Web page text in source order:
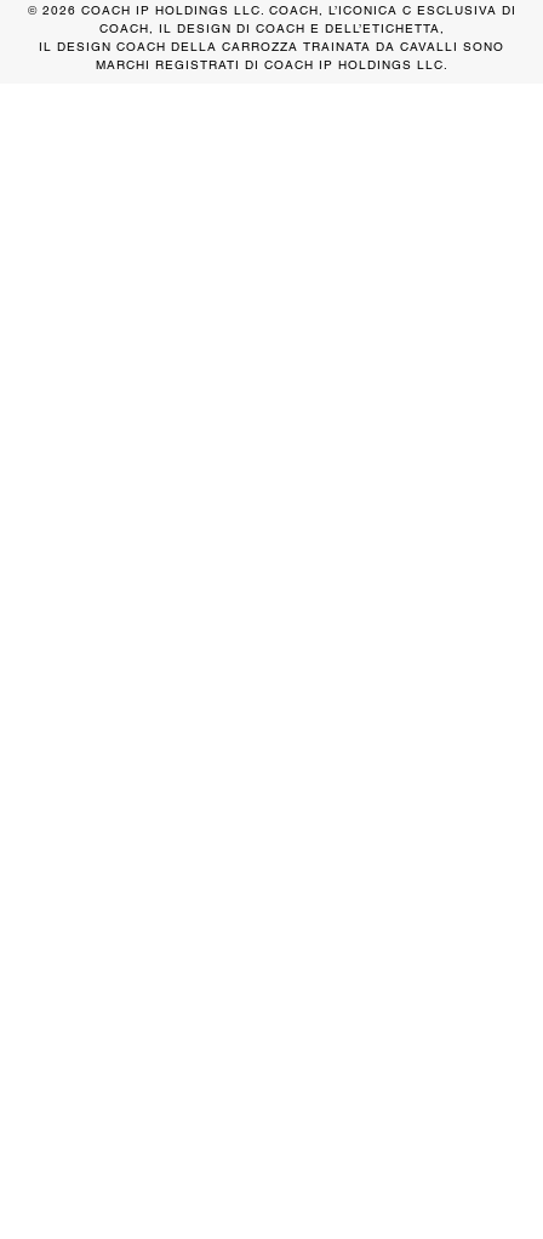
© 2026 COACH IP HOLDINGS LLC. COACH, L’ICONICA C ESCLUSIVA DI
COACH, IL DESIGN DI COACH E DELL’ETICHETTA,
IL DESIGN COACH DELLA CARROZZA TRAINATA DA CAVALLI SONO
MARCHI REGISTRATI DI COACH IP HOLDINGS LLC.